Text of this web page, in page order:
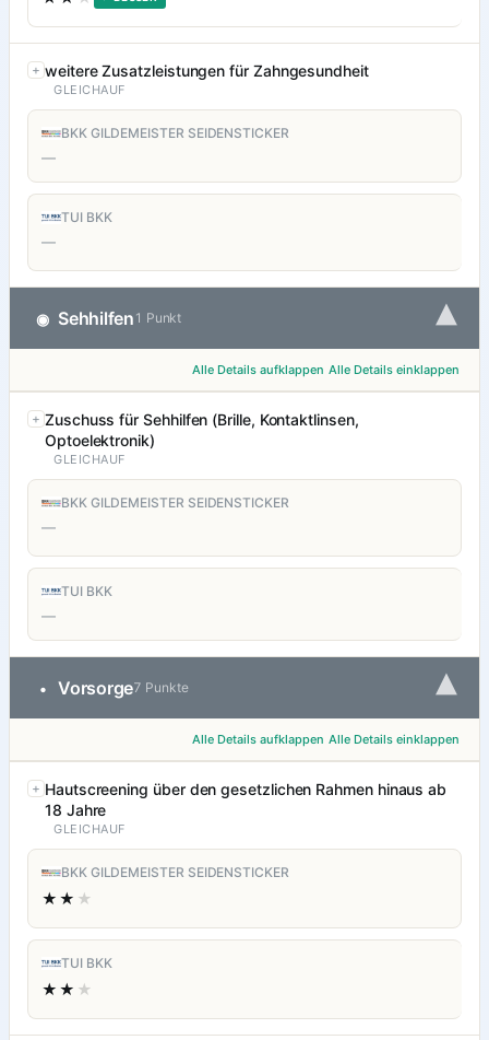
weitere Zusatzleistungen für Zahngesundheit
GLEICHAUF
BKK GILDEMEISTER SEIDENSTICKER
—
TUI BKK
—
◉ Sehhilfen 1 Punkt ▾
Alle Details aufklappen Alle Details einklappen
Zuschuss für Sehhilfen (Brille, Kontaktlinsen,
Optoelektronik)
GLEICHAUF
BKK GILDEMEISTER SEIDENSTICKER
—
TUI BKK
—
• Vorsorge7 Punkte ▾
Alle Details aufklappen Alle Details einklappen
Hautscreening über den gesetzlichen Rahmen hinaus ab
18 Jahre
GLEICHAUF
BKK GILDEMEISTER SEIDENSTICKER
★★ ★
TUI BKK
★★ ★